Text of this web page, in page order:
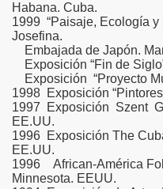
Habana.
1999 “Paisaje, Ecología y
Josefina.
Embajada de Japón.
Exposición “Fin de
Exposición “Proyecto
1998 Exposición
1997 Exposición Szent
EE.UU.
1996 Exposición The
EE.UU.
1996 African-América
Minnesota. EEUU.